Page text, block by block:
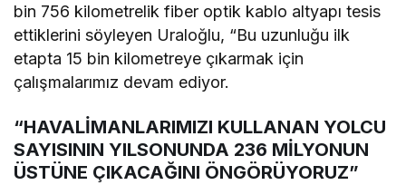
bin 756 kilometrelik fiber optik kablo altyapı tesis
ettiklerini söyleyen Uraloğlu, “Bu uzunluğu ilk
etapta 15 bin kilometreye çıkarmak için
çalışmalarımız devam ediyor.
“HAVALİMANLARIMIZI KULLANAN YOLCU
SAYISININ YILSONUNDA 236 MİLYONUN
ÜSTÜNE ÇIKACAĞINI ÖNGÖRÜYORUZ”